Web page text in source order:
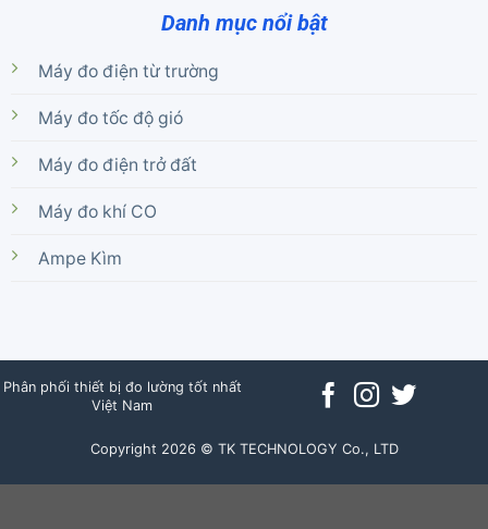
Danh mục nổi bật
Máy đo điện từ trường
Máy đo tốc độ gió
Máy đo điện trở đất
Máy đo khí CO
Ampe Kìm
Copyright 2026 © TK TECHNOLOGY Co., LTD
Phân phối thiết bị đo lường tốt nhất
Việt Nam